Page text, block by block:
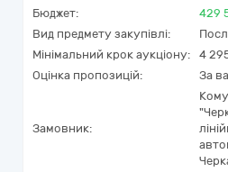
Бюджет: 429
Вид предмету закупівлі:
Мінімальний крок аукціону:
4
Оцінка пропозицій:
За
Замовник: